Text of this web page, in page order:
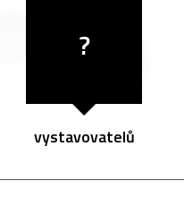
?
vystavovatelů